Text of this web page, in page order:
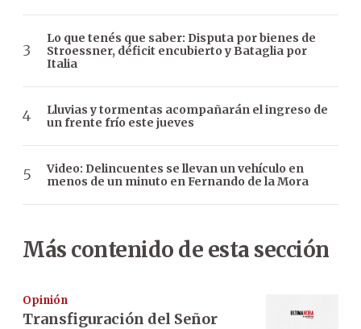
Lo que tenés que saber: Disputa por bienes de
Stroessner, déficit encubierto y Bataglia por
Italia
Lluvias y tormentas acompañarán el ingreso de
un frente frío este jueves
Video: Delincuentes se llevan un vehículo en
menos de un minuto en Fernando de la Mora
Más contenido de esta sección
Opinión
Transfiguración del Señor